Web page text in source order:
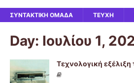
ΣΥΝΤΑΚΤΙΚΉ ΟΜΆΔΑ ΤΕΥΧΗ
Day: Ιουλίου 1,
Τεχνολογική εξέλιξη